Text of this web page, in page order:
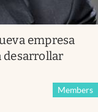
empresa
desarrollar
Members